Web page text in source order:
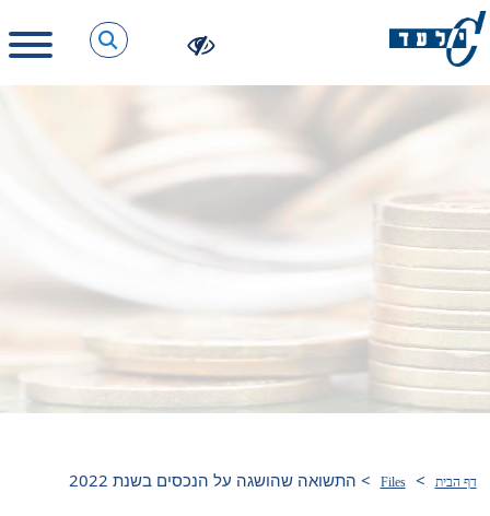
דף הבית >
Files
> התשואה שהושגה על הנכסים בשנת 2022